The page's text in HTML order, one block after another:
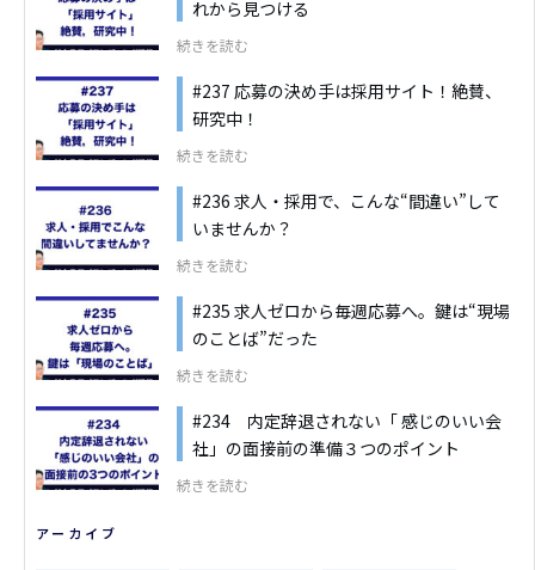
れから見つける
続きを読む
#237 応募の決め手は採用サイト！絶賛、
研究中！
続きを読む
#236 求人・採用で、こんな“間違い”して
いませんか？
続きを読む
#235 求人ゼロから毎週応募へ。鍵は“現場
のことば”だった
続きを読む
#234 内定辞退されない「 感じのいい会
社」の面接前の準備３つのポイント
続きを読む
アーカイブ